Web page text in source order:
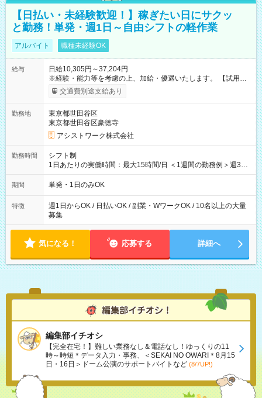
【日払い・未経験歓迎！】稼ぎたい日にサクッ
と勤務！単発・週1日～自由シフトの軽作業
アルバイト 職種未経験OK
給与
日給10,305円～37,204円
※経験・能力等を考慮の上、加給・優遇いたします。 【試用期
間】試用期間なし
交通費別途支給あり
勤務地
東京都世田谷区
東京都世田谷区豪徳寺
アシストワーク株式会社
勤務時間
シフト制
1日あたりの実働時間：最大15時間/日 ＜1週間の勤務例＞週3回
勤務 勤務：月・水・金 休み：火・木・土・日 好きな時にお仕事
可能です！ ※1日あたりの最大実働時間は日勤、夜勤共に勤務し
期間 単発・1日のみOK
特徴
週1日からOK / 日払いOK / 副業・WワークOK / 10名以上の大量
募集
気になる！ 応募する 詳細へ
編集部イチオシ
【完全在宅！】難しい業務なし＆電話なし！ゆっくりの11
時～時短＊データ入力・事務、＜SEKAI NO OWARI＊8月15
日・16日＞ドーム公演のサポートバイトなど (8/7UP!)